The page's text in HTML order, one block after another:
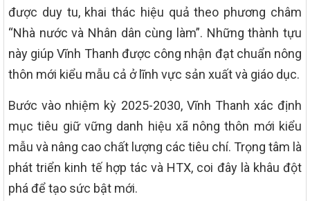
được duy tu, khai thác hiệu quả theo phương châm
“Nhà nước và Nhân dân cùng làm”. Những thành tựu
này giúp Vĩnh Thanh được công nhận đạt chuẩn nông
thôn mới kiểu mẫu cả ở lĩnh vực sản xuất và giáo dục.
Bước vào nhiệm kỳ 2025-2030, Vĩnh Thanh xác định
mục tiêu giữ vững danh hiệu xã nông thôn mới kiểu
mẫu và nâng cao chất lượng các tiêu chí. Trọng tâm là
phát triển kinh tế hợp tác và HTX, coi đây là khâu đột
phá để tạo sức bật mới.